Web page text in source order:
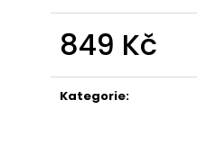
849 Kč
cena:
Kategorie: